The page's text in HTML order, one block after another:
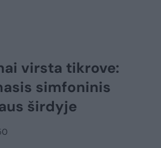
virsta tikrove:
simfoninis
širdyje